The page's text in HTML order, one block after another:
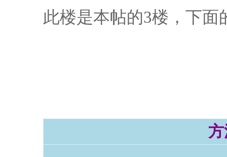
此楼是本帖的3楼，下